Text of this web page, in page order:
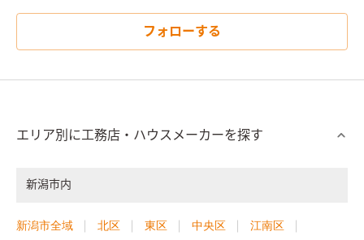
フォローする
エリア別に工務店・ハウスメーカーを探す
新潟市内
新潟市全域 北区 東区 中央区
江南区